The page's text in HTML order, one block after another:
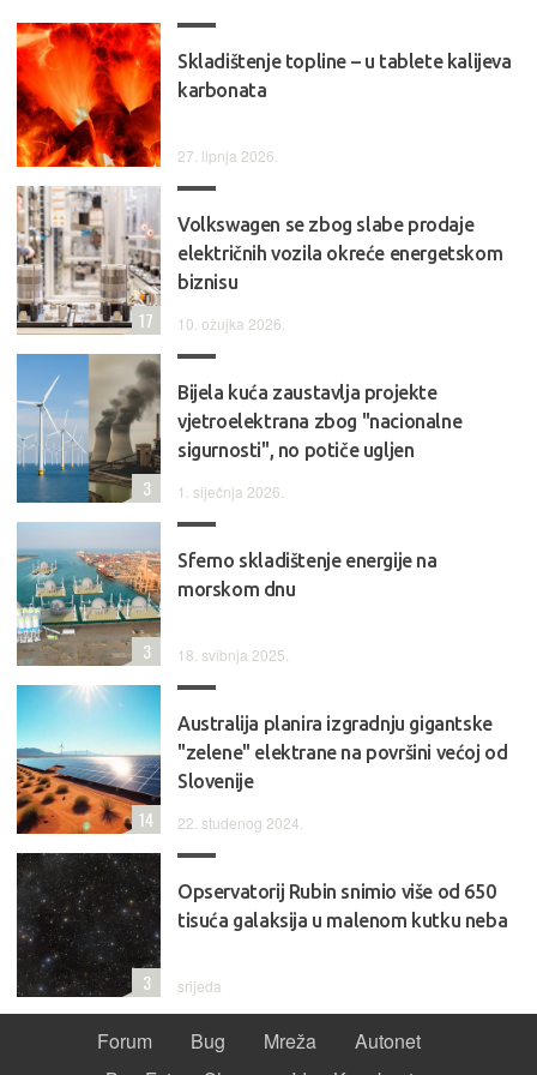
Skladištenje topline – u tablete kalijeva
karbonata
27. lipnja 2026.
Volkswagen se zbog slabe prodaje
električnih vozila okreće energetskom
biznisu
10. ožujka 2026.
17
Bijela kuća zaustavlja projekte
vjetroelektrana zbog "nacionalne
sigurnosti", no potiče ugljen
1. siječnja 2026.
3
Sferno skladištenje energije na
morskom dnu
18. svibnja 2025.
3
Australija planira izgradnju gigantske
"zelene" elektrane na površini većoj od
Slovenije
22. studenog 2024.
14
Opservatorij Rubin snimio više od 650
tisuća galaksija u malenom kutku neba
srijeda
3
Forum Bug Mreža
Autonet